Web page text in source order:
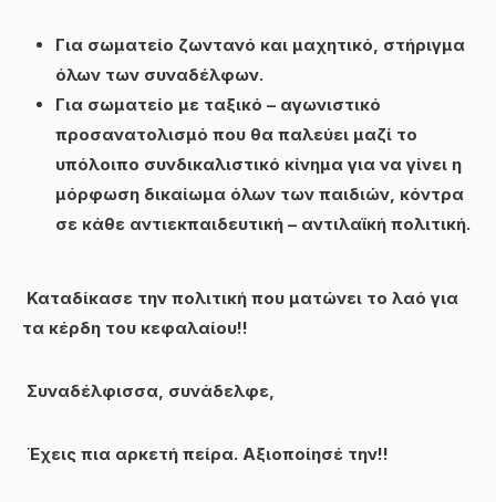
Για σωματείο ζωντανό και μαχητικό, στήριγμα
όλων των συναδέλφων.
Για σωματείο με ταξικό – αγωνιστικό
προσανατολισμό που θα παλεύει μαζί το
υπόλοιπο συνδικαλιστικό κίνημα για να γίνει η
μόρφωση δικαίωμα όλων των παιδιών, κόντρα
σε κάθε αντιεκπαιδευτική – αντιλαϊκή πολιτική.
Καταδίκασε την πολιτική που ματώνει το λαό για
τα κέρδη του κεφαλαίου!!
Συναδέλφισσα, συνάδελφε,
Έχεις πια αρκετή πείρα. Αξιοποίησέ την!!